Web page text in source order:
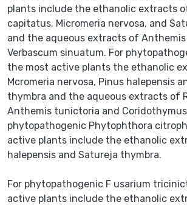
plants include the ethanolic extracts
capitatus, Micromeria nervosa, and
and the aqueous extracts of
Verbascum sinuatum. For
the most active plants the ethanolic
Mcromeria nervosa, Pinus halepensis
thymbra and the aqueous extracts of
Anthemis tunictoria and
phytopathogenic Phytophthora
active plants include the ethanolic
halepensis and Satureja thymbra.
For phytopathogenic F usarium
active plants include the ethanolic